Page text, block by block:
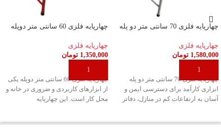
چهارپایه فلزی 70 سانتی متر دو پله
چهارپایه فلزی
1,580,000 تومان
افزودن به سبد خرید
چهارپایه فلزی 70 سانتی متر دو پله
ابزاری کارآمد برای دسترسی ایمن و
آسان به ارتفاعات کم در منازل، دفاتر
چهارپایه فلزی 60 سانتی متر دوپله
چهارپایه فلزی
1,350,000 تومان
افزودن به سبد خرید
چهارپایه فلزی 60 سانتی متر دوپله یکی
از ابزارهای کاربردی و ضروری در خانه و
محل کار است. این چهارپایه